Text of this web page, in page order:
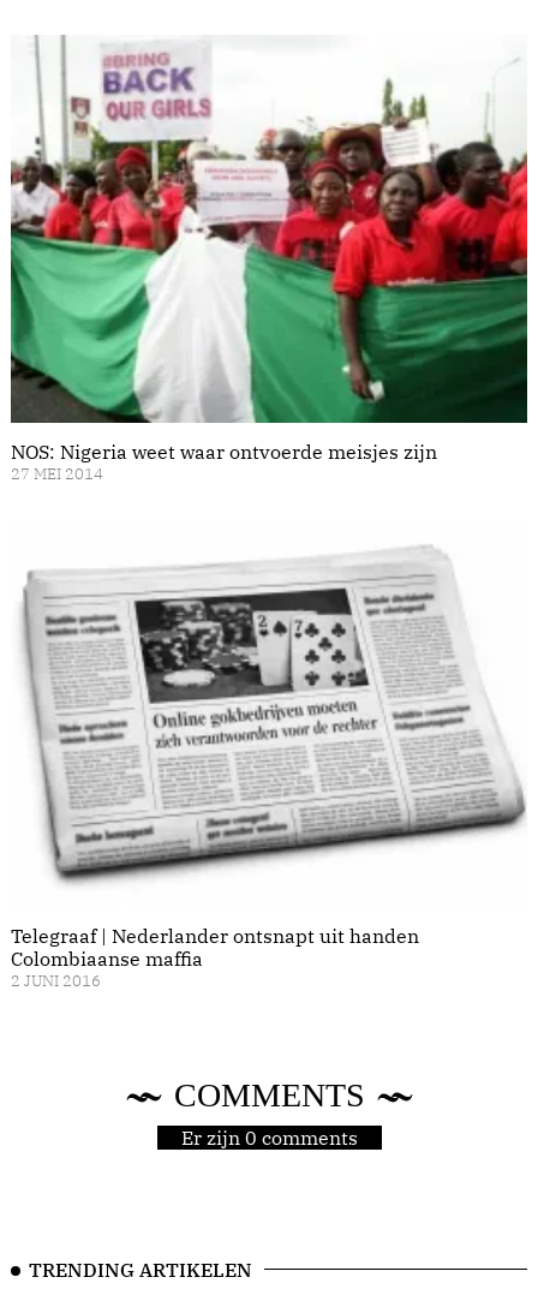
NOS: Nigeria weet waar ontvoerde meisjes zijn
27 MEI 2014
Telegraaf | Nederlander ontsnapt uit handen
Colombiaanse maffia
2 JUNI 2016
COMMENTS
Er zijn 0 comments
TRENDING ARTIKELEN